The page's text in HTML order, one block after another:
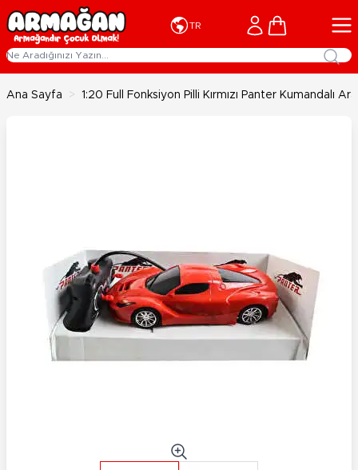
İçeriğe geç
TR Cart
Ana Sayfa > 1:20 Full Fonksiyon Pilli Kırmızı Panter Kumandalı